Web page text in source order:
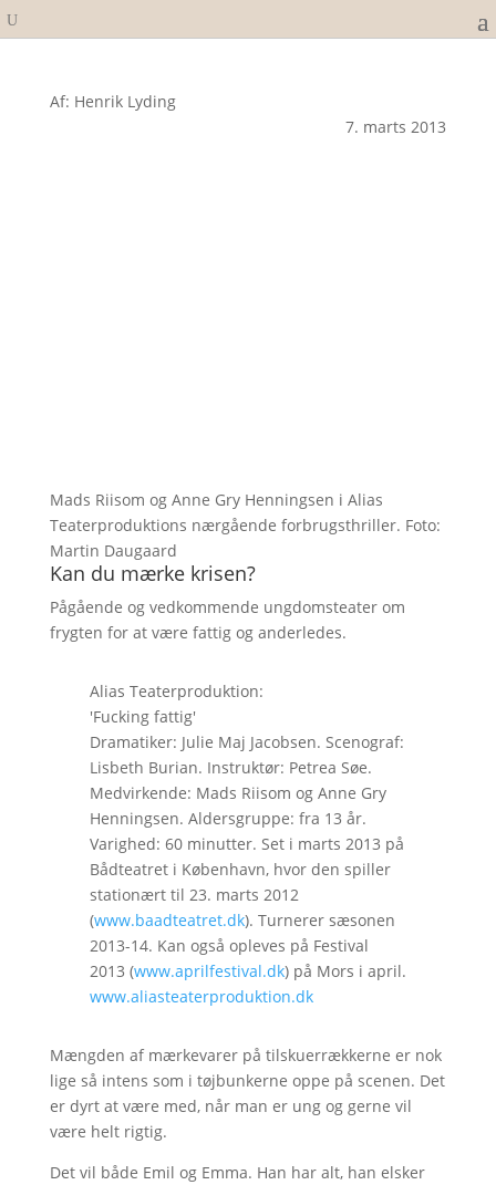
Af: Henrik Lyding
7. marts 2013
Mads Riisom og Anne Gry Henningsen i Alias
Teaterproduktions nærgående forbrugsthriller. Foto:
Martin Daugaard
Kan du mærke krisen?
Pågående og vedkommende ungdomsteater om
frygten for at være fattig og anderledes.
Alias Teaterproduktion:
'Fucking fattig'
Dramatiker: Julie Maj Jacobsen. Scenograf:
Lisbeth Burian. Instruktør: Petrea Søe.
Medvirkende: Mads Riisom og Anne Gry
Henningsen. Aldersgruppe: fra 13 år.
Varighed: 60 minutter. Set i marts 2013 på
Bådteatret i København, hvor den spiller
stationært til 23. marts 2012
(www.baadteatret.dk). Turnerer sæsonen
2013-14. Kan også opleves på Festival
2013 (www.aprilfestival.dk) på Mors i april.
www.aliasteaterproduktion.dk
Mængden af mærkevarer på tilskuerrækkerne er nok
lige så intens som i tøjbunkerne oppe på scenen. Det
er dyrt at være med, når man er ung og gerne vil
være helt rigtig.
Det vil både Emil og Emma. Han har alt, han elsker